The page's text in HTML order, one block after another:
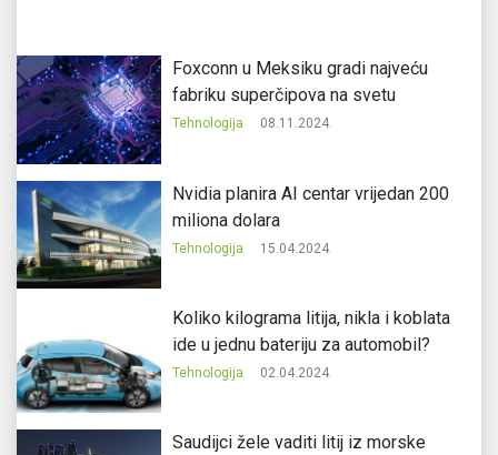
Foxconn u Meksiku gradi najveću
fabriku superčipova na svetu
Tehnologija 08.11.2024.
Nvidia planira AI centar vrijedan 200
miliona dolara
Tehnologija 15.04.2024.
Koliko kilograma litija, nikla i koblata
ide u jednu bateriju za automobil?
Tehnologija 02.04.2024.
Saudijci žele vaditi litij iz morske